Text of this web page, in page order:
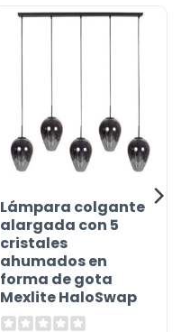
Lámpara colgante
alargada con 5
cristales
ahumados en
forma de gota
Mexlite HaloSwap